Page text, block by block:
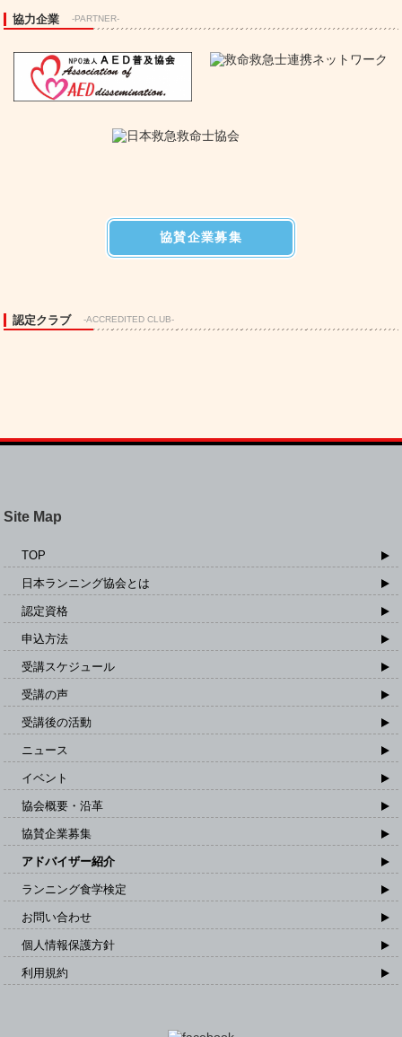
協力企業 -PARTNER-
協賛企業募集
認定クラブ -ACCREDITED CLUB-
Site Map
TOP
日本ランニング協会とは
認定資格
申込方法
受講スケジュール
受講の声
受講後の活動
ニュース
イベント
協会概要・沿革
協賛企業募集
アドバイザー紹介
ランニング食学検定
お問い合わせ
個人情報保護方針
利用規約